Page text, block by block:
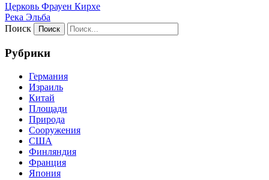
Церковь Фрауен Кирхе
Река Эльба
Поиск
Рубрики
Германия
Израиль
Китай
Площади
Природа
Сооружения
США
Финляндия
Франция
Япония